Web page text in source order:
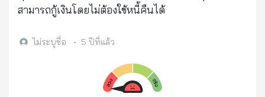
สามารถกู้เงินโดยไม่ต้องใช้หนี้คืนได้
ไม่ระบุชื่อ • 5 ปีที่แล้ว